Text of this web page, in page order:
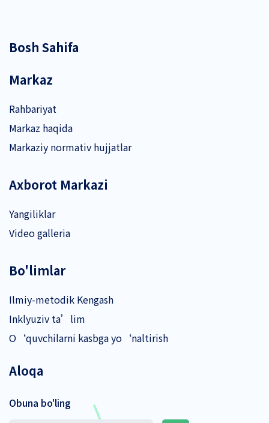
Bosh Sahifa
Markaz
Rahbariyat
Markaz haqida
Markaziy normativ hujjatlar
Axborot Markazi
Yangiliklar
Video galleria
Bo'limlar
Ilmiy-metodik Kengash
Inklyuziv ta’lim
O‘quvchilarni kasbga yo‘naltirish
Aloqa
Obuna bo'ling